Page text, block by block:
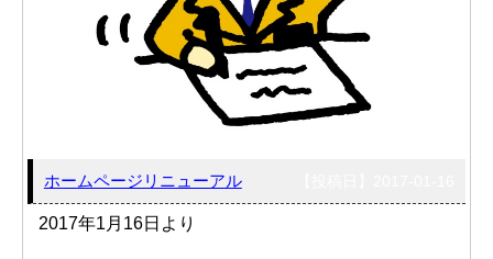
高く
売りたい
秘密に
売りたい
会社概要
来店予約
ホームページリニューアル
2017年1月16日より